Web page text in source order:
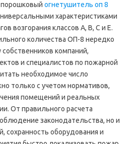
огнетушитель оп 8
характеристиками
возгорания классов А, В, С и Е.
количества ОП-8 нередко
компаний,
и специалистов по пожарной
необходимое число
только с учетом нормативов,
помещений и реальных
От правильного расчета
законодательства, но и
сохранность оборудования и